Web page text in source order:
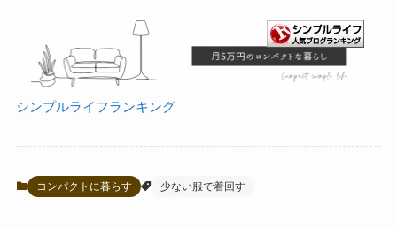
シンプルライフランキング
コンパクトに暮らす 少ない服で着回す